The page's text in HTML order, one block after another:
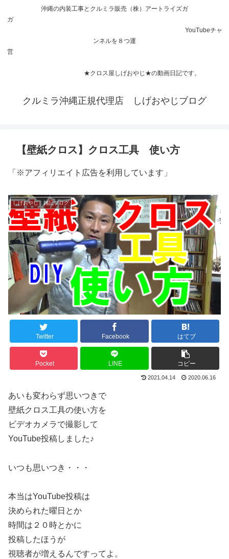
沖縄の内装工事とクルミラ販売（株）アートライズガ
ガ
YouTubeチャ
ンネルを８つ運
営
★クロス屋しげおやじ★の動画日記です。
クルミラ沖縄正規代理店 しげおやじブログ
【壁紙クロス】クロス工具 使い方
「※アフィリエイト広告を利用しています」
しげおやじ 雑記ブログ
Twitter Facebook はてブ
Pocket LINE コピー
2021.04.14 2020.06.16
あいも変わらず思いつきで
壁紙クロス工具の使い方を
ビデオカメラで撮影して
YouTube投稿しました♪
いつも思いつき・・・
本当はYouTube投稿は
決められた曜日とか
時間は２０時とかに
投稿したほうが
視聴者が増えるんですってよ。